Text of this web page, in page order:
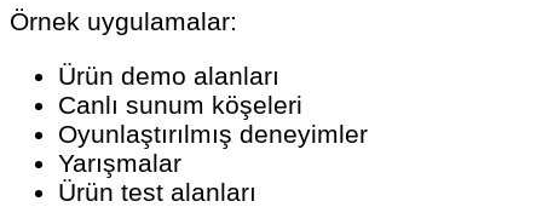
Örnek uygulamalar:
Ürün demo alanları
Canlı sunum köşeleri
Oyunlaştırılmış deneyimler
Yarışmalar
Ürün test alanları